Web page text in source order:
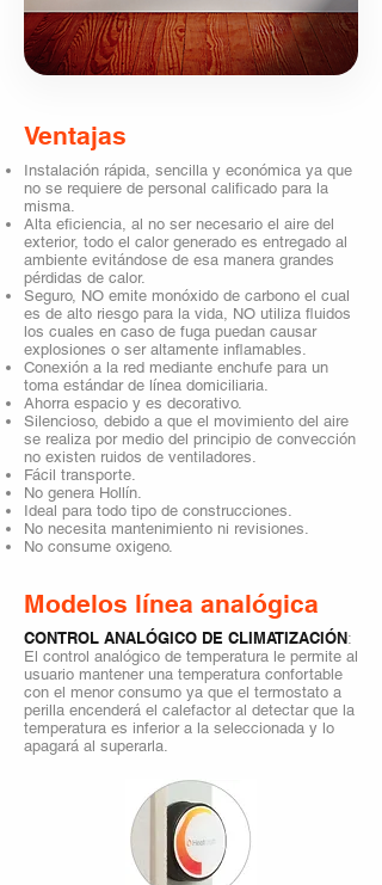
Ventajas
Instalación rápida, sencilla y económica ya que
no se requiere de personal calificado para la
misma.
Alta eficiencia, al no ser necesario el aire del
exterior, todo el calor generado es entregado al
ambiente evitándose de esa manera grandes
pérdidas de calor.
Seguro, NO emite monóxido de carbono el cual
es de alto riesgo para la vida, NO utiliza fluidos
los cuales en caso de fuga puedan causar
explosiones o ser altamente inflamables.
Conexión a la red mediante enchufe para un
toma estándar de línea domiciliaria.
Ahorra espacio y es decorativo.
Silencioso, debido a que el movimiento del aire
se realiza por medio del principio de convección
no existen ruidos de ventiladores.
Fácil transporte.
No genera Hollín.
Ideal para todo tipo de construcciones.
No necesita mantenimiento ni revisiones.
No consume oxigeno.
Modelos línea analógica
CONTROL ANALÓGICO DE CLIMATIZACIÓN:
El control analógico de temperatura le permite al
usuario mantener una temperatura confortable
con el menor consumo ya que el termostato a
perilla encenderá el calefactor al detectar que la
temperatura es inferior a la seleccionada y lo
apagará al superarla.